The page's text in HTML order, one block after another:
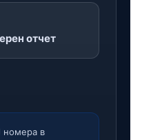
отчет
номера в